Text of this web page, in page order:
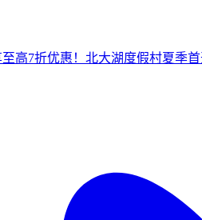
高7折优惠！ 北大湖度假村夏季